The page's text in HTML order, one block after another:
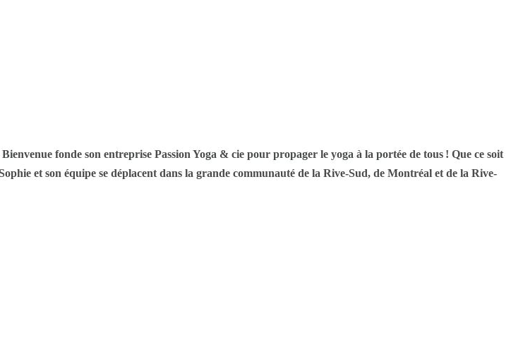
fonde son entreprise Passion Yoga & cie pour propager le yoga à la portée de tous ! Que ce soit
et son équipe se déplacent dans la grande communauté de la Rive-Sud, de Montréal et de la Rive-